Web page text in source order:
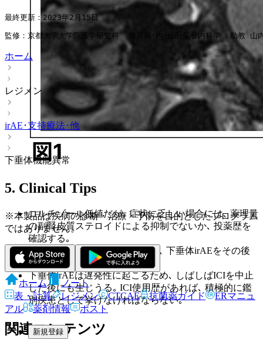
最終更新：2023年2月15日
監修：京都大学大学院医学研究科  糖尿病･内分泌･栄養内科学  助教 山
ホーム
レジメン
irAE･支持療法･他
下垂体機能異常
※本製品は疾病の診断・治療・予防を目的としたプログラム
ではありません。
ホーム
ノート
表・計算
レジメン CTCAE 抗菌薬ガイド
ERマニュ
アル
薬剤情報 ポスト
新規登録
5. Clinical Tips
コルチゾール低値だが､ 症状に乏しい場合には､ 薬理量
の副腎皮質ステロイドによる抑制でないか､ 投薬歴を
確認する｡
甲状腺irAEを起こした症例では､ 下垂体irAEをその後
発症する頻度が高く､ 要注意｡
下垂体irAEは遅発性に起こるため､ しばしばICIを中止
した後にも生じうる｡ ICI使用歴があれば､ 積極的に鑑
別疾患として挙げなければならない｡
関連コンテンツ